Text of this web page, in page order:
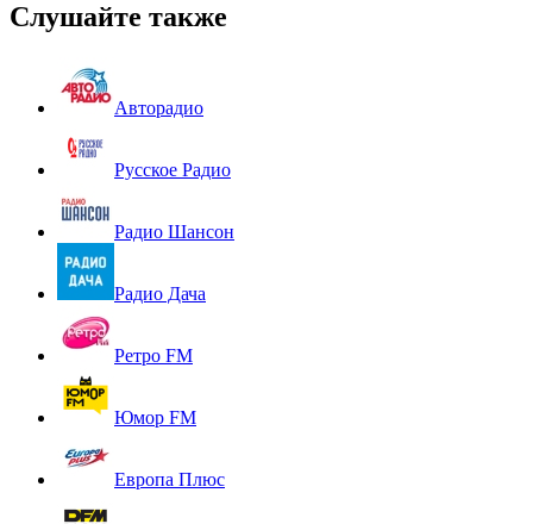
Слушайте также
Авторадио
Русское Радио
Радио Шансон
Радио Дача
Ретро FM
Юмор FM
Европа Плюс